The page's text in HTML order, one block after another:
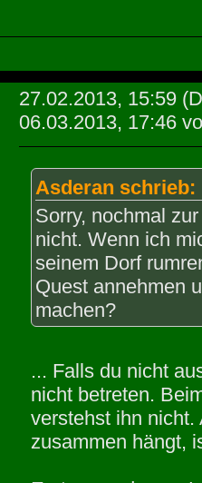
27.02.2013, 15:59
06.03.2013, 17:46
Asderan schrieb:
Sorry, nochmal
nicht. Wenn ich
seinem Dorf
Quest annehmen
machen?
... Falls du nicht
nicht betreten.
verstehst ihn
zusammen hängt,